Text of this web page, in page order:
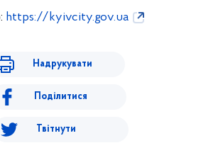
https://kyivcity.gov.ua
Надрукувати
Поділитися
Твітнути